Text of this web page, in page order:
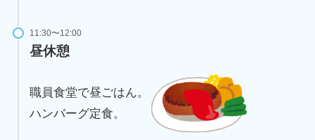
11:30〜12:00
昼休憩
職員食堂で昼ごはん。
ハンバーグ定食。